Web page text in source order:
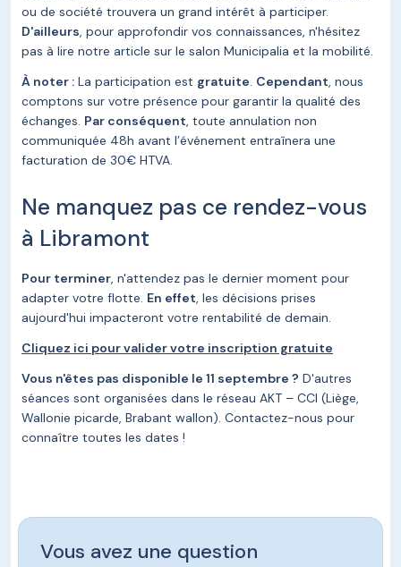
ou de société trouvera un grand intérêt à participer.
D'ailleurs, pour approfondir vos connaissances, n'hésitez
pas à lire notre article sur le salon Municipalia et la mobilité.
À noter : La participation est gratuite. Cependant, nous
comptons sur votre présence pour garantir la qualité des
échanges. Par conséquent, toute annulation non
communiquée 48h avant l’événement entraînera une
facturation de 30€ HTVA.
Ne manquez pas ce rendez-vous
à Libramont
Pour terminer, n'attendez pas le dernier moment pour
adapter votre flotte. En effet, les décisions prises
aujourd'hui impacteront votre rentabilité de demain.
Cliquez ici pour valider votre inscription gratuite
Vous n'êtes pas disponible le 11 septembre ? D'autres
séances sont organisées dans le réseau AKT – CCI (Liège,
Wallonie picarde, Brabant wallon). Contactez-nous pour
connaître toutes les dates !
Vous avez une question